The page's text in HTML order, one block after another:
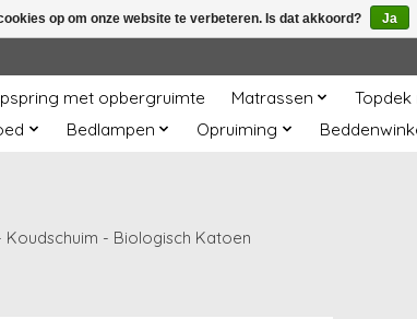
met opbergruimte Matrassen
Bedlampen Opruiming
- Biologisch Katoen
op om onze website te verbeteren. Is dat akkoord? Ja